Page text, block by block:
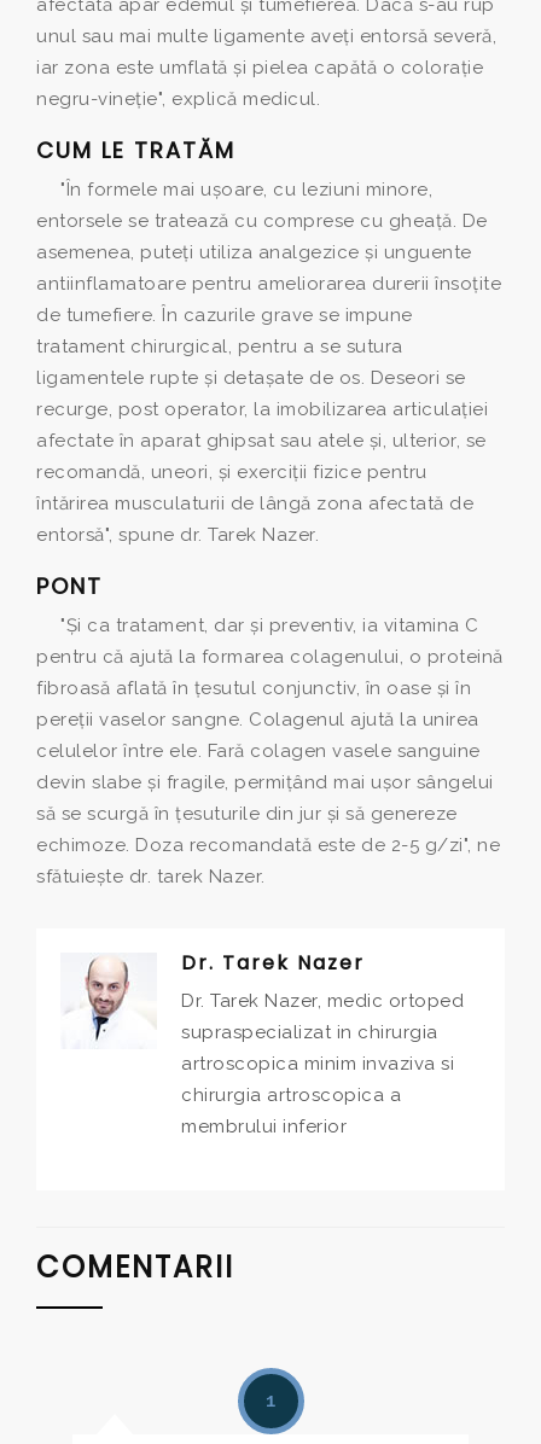
afectată apar edemul şi tumefierea. Dacă s-au rup
unul sau mai multe ligamente aveţi entorsă severă,
iar zona este umflată şi pielea capătă o coloraţie
negru-vineţie", explică medicul.
CUM LE TRATĂM
"În formele mai uşoare, cu leziuni minore,
entorsele se tratează cu comprese cu gheaţă. De
asemenea, puteţi utiliza analgezice şi unguente
antiinflamatoare pentru ameliorarea durerii însoţite
de tumefiere. În cazurile grave se impune
tratament chirurgical, pentru a se sutura
ligamentele rupte şi detaşate de os. Deseori se
recurge, post operator, la imobilizarea articulaţiei
afectate în aparat ghipsat sau atele şi, ulterior, se
recomandă, uneori, şi exerciţii fizice pentru
întărirea musculaturii de lângă zona afectată de
entorsă", spune dr. Tarek Nazer.
PONT
"Şi ca tratament, dar şi preventiv, ia vitamina C
pentru că ajută la formarea colagenului, o proteină
fibroasă aflată în ţesutul conjunctiv, în oase şi în
pereţii vaselor sangne. Colagenul ajută la unirea
celulelor între ele. Fară colagen vasele sanguine
devin slabe şi fragile, permiţând mai uşor sângelui
să se scurgă în ţesuturile din jur şi să genereze
echimoze. Doza recomandată este de 2-5 g/zi", ne
sfătuieşte dr. tarek Nazer.
Dr. Tarek Nazer
Dr. Tarek Nazer, medic ortoped
supraspecializat in chirurgia
artroscopica minim invaziva si
chirurgia artroscopica a
membrului inferior
COMENTARII
1